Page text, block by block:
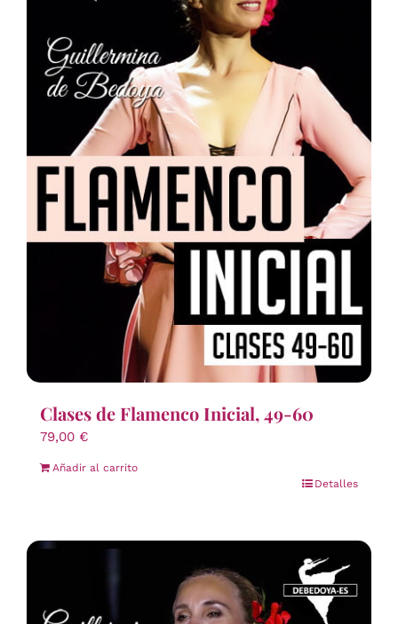
Clases de Flamenco Inicial, 49-60
79,00 €
Añadir al carrito
Detalles